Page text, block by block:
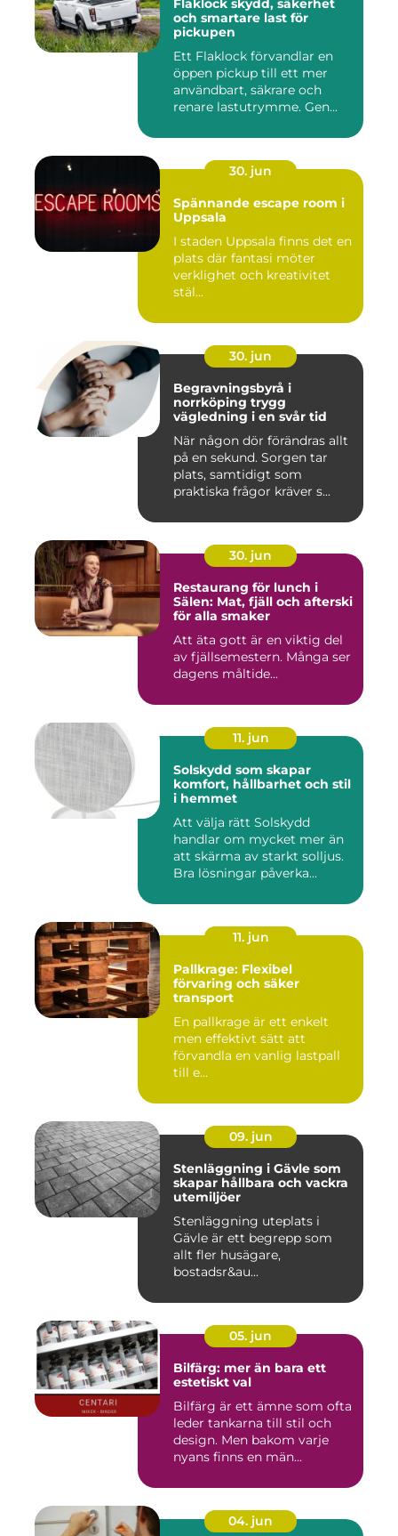
Flaklock skydd, säkerhet
och smartare last för
pickupen
Ett Flaklock förvandlar en
öppen pickup till ett mer
användbart, säkrare och
renare lastutrymme. Gen...
30. jun
Spännande escape room i
Uppsala
I staden Uppsala finns det en
plats där fantasi möter
verklighet och kreativitet
stäl...
30. jun
Begravningsbyrå i
norrköping trygg
vägledning i en svår tid
När någon dör förändras allt
på en sekund. Sorgen tar
plats, samtidigt som
praktiska frågor kräver s...
30. jun
Restaurang för lunch i
Sälen: Mat, fjäll och afterski
för alla smaker
Att äta gott är en viktig del
av fjällsemestern. Många ser
dagens måltide...
11. jun
Solskydd som skapar
komfort, hållbarhet och stil
i hemmet
Att välja rätt Solskydd
handlar om mycket mer än
att skärma av starkt solljus.
Bra lösningar påverka...
11. jun
Pallkrage: Flexibel
förvaring och säker
transport
En pallkrage är ett enkelt
men effektivt sätt att
förvandla en vanlig lastpall
till e...
09. jun
Stenläggning i Gävle som
skapar hållbara och vackra
utemiljöer
Stenläggning uteplats i
Gävle är ett begrepp som
allt fler husägare,
bostadsr&au...
05. jun
Bilfärg: mer än bara ett
estetiskt val
Bilfärg är ett ämne som ofta
leder tankarna till stil och
design. Men bakom varje
nyans finns en män...
04. jun